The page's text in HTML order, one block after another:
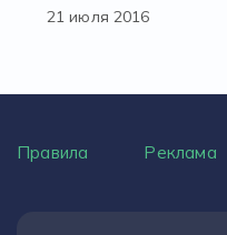
21 июля 2016
Правила Реклама